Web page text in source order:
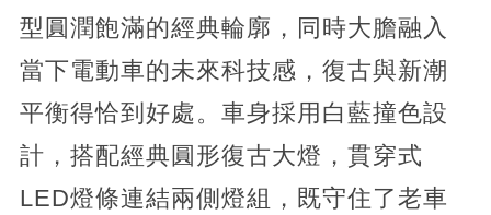
型圓潤飽滿的經典輪廓，同時大膽融入
當下電動車的未來科技感，復古與新潮
平衡得恰到好處。車身採用白藍撞色設
計，搭配經典圓形復古大燈，貫穿式
LED燈條連結兩側燈組，既守住了老車